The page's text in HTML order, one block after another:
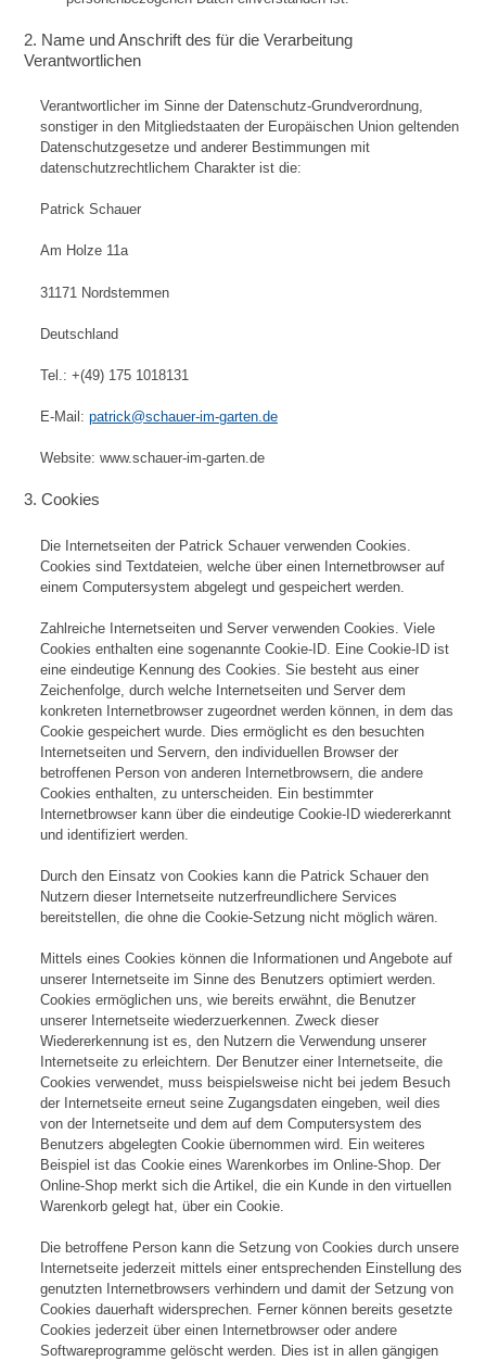
2. Name und Anschrift des für die Verarbeitung
Verantwortlichen
Verantwortlicher im Sinne der Datenschutz-Grundverordnung,
sonstiger in den Mitgliedstaaten der Europäischen Union geltenden
Datenschutzgesetze und anderer Bestimmungen mit
datenschutzrechtlichem Charakter ist die:
Patrick Schauer
Am Holze 11a
31171 Nordstemmen
Deutschland
Tel.: +(49) 175 1018131
E-Mail: patrick@schauer-im-garten.de
Website: www.schauer-im-garten.de
3. Cookies
Die Internetseiten der Patrick Schauer verwenden Cookies.
Cookies sind Textdateien, welche über einen Internetbrowser auf
einem Computersystem abgelegt und gespeichert werden.
Zahlreiche Internetseiten und Server verwenden Cookies. Viele
Cookies enthalten eine sogenannte Cookie-ID. Eine Cookie-ID ist
eine eindeutige Kennung des Cookies. Sie besteht aus einer
Zeichenfolge, durch welche Internetseiten und Server dem
konkreten Internetbrowser zugeordnet werden können, in dem das
Cookie gespeichert wurde. Dies ermöglicht es den besuchten
Internetseiten und Servern, den individuellen Browser der
betroffenen Person von anderen Internetbrowsern, die andere
Cookies enthalten, zu unterscheiden. Ein bestimmter
Internetbrowser kann über die eindeutige Cookie-ID wiedererkannt
und identifiziert werden.
Durch den Einsatz von Cookies kann die Patrick Schauer den
Nutzern dieser Internetseite nutzerfreundlichere Services
bereitstellen, die ohne die Cookie-Setzung nicht möglich wären.
Mittels eines Cookies können die Informationen und Angebote auf
unserer Internetseite im Sinne des Benutzers optimiert werden.
Cookies ermöglichen uns, wie bereits erwähnt, die Benutzer
unserer Internetseite wiederzuerkennen. Zweck dieser
Wiedererkennung ist es, den Nutzern die Verwendung unserer
Internetseite zu erleichtern. Der Benutzer einer Internetseite, die
Cookies verwendet, muss beispielsweise nicht bei jedem Besuch
der Internetseite erneut seine Zugangsdaten eingeben, weil dies
von der Internetseite und dem auf dem Computersystem des
Benutzers abgelegten Cookie übernommen wird. Ein weiteres
Beispiel ist das Cookie eines Warenkorbes im Online-Shop. Der
Online-Shop merkt sich die Artikel, die ein Kunde in den virtuellen
Warenkorb gelegt hat, über ein Cookie.
Die betroffene Person kann die Setzung von Cookies durch unsere
Internetseite jederzeit mittels einer entsprechenden Einstellung des
genutzten Internetbrowsers verhindern und damit der Setzung von
Cookies dauerhaft widersprechen. Ferner können bereits gesetzte
Cookies jederzeit über einen Internetbrowser oder andere
Softwareprogramme gelöscht werden. Dies ist in allen gängigen